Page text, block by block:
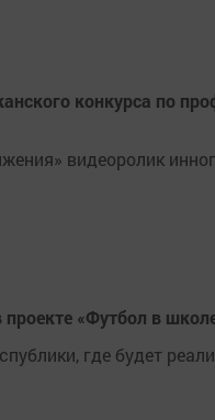
конкурса по
видеоролик
проекте «Футбол в
где будет